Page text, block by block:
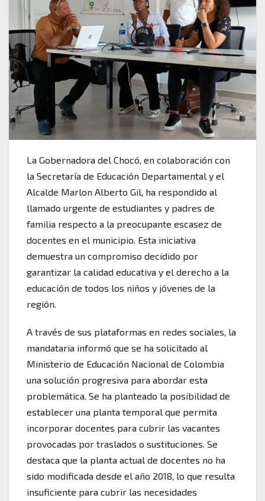
La Gobernadora del Chocó, en colaboración con
la Secretaría de Educación Departamental y el
Alcalde Marlon Alberto Gil, ha respondido al
llamado urgente de estudiantes y padres de
familia respecto a la preocupante escasez de
docentes en el municipio. Esta iniciativa
demuestra un compromiso decidido por
garantizar la calidad educativa y el derecho a la
educación de todos los niños y jóvenes de la
región.
A través de sus plataformas en redes sociales, la
mandataria informó que se ha solicitado al
Ministerio de Educación Nacional de Colombia
una solución progresiva para abordar esta
problemática. Se ha planteado la posibilidad de
establecer una planta temporal que permita
incorporar docentes para cubrir las vacantes
provocadas por traslados o sustituciones. Se
destaca que la planta actual de docentes no ha
sido modificada desde el año 2018, lo que resulta
insuficiente para cubrir las necesidades